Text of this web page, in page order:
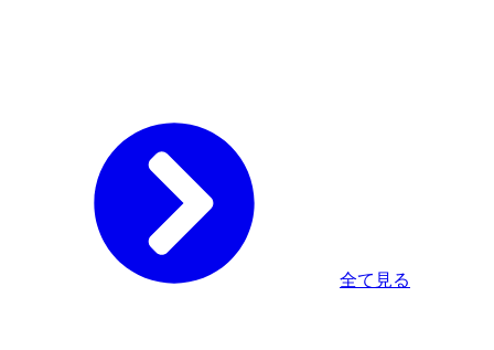
全て見る